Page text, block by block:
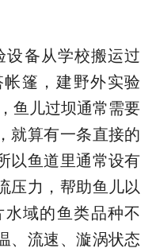
设备从学校搬运过
篷，建野外实验
鱼儿过坝通常需要
就算有一条直接的
以鱼道里通常设有
压力，帮助鱼儿以
水域的鱼类品种不
、流速、漩涡状态